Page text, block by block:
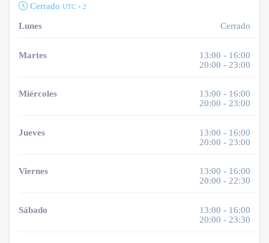
Cerrado UTC + 2
Lunes Cerrado
Martes
13:00 - 16:00
20:00 - 23:00
Miércoles
13:00 - 16:00
20:00 - 23:00
Jueves
13:00 - 16:00
20:00 - 23:00
Viernes
13:00 - 16:00
20:00 - 22:30
Sábado
13:00 - 16:00
20:00 - 23:30